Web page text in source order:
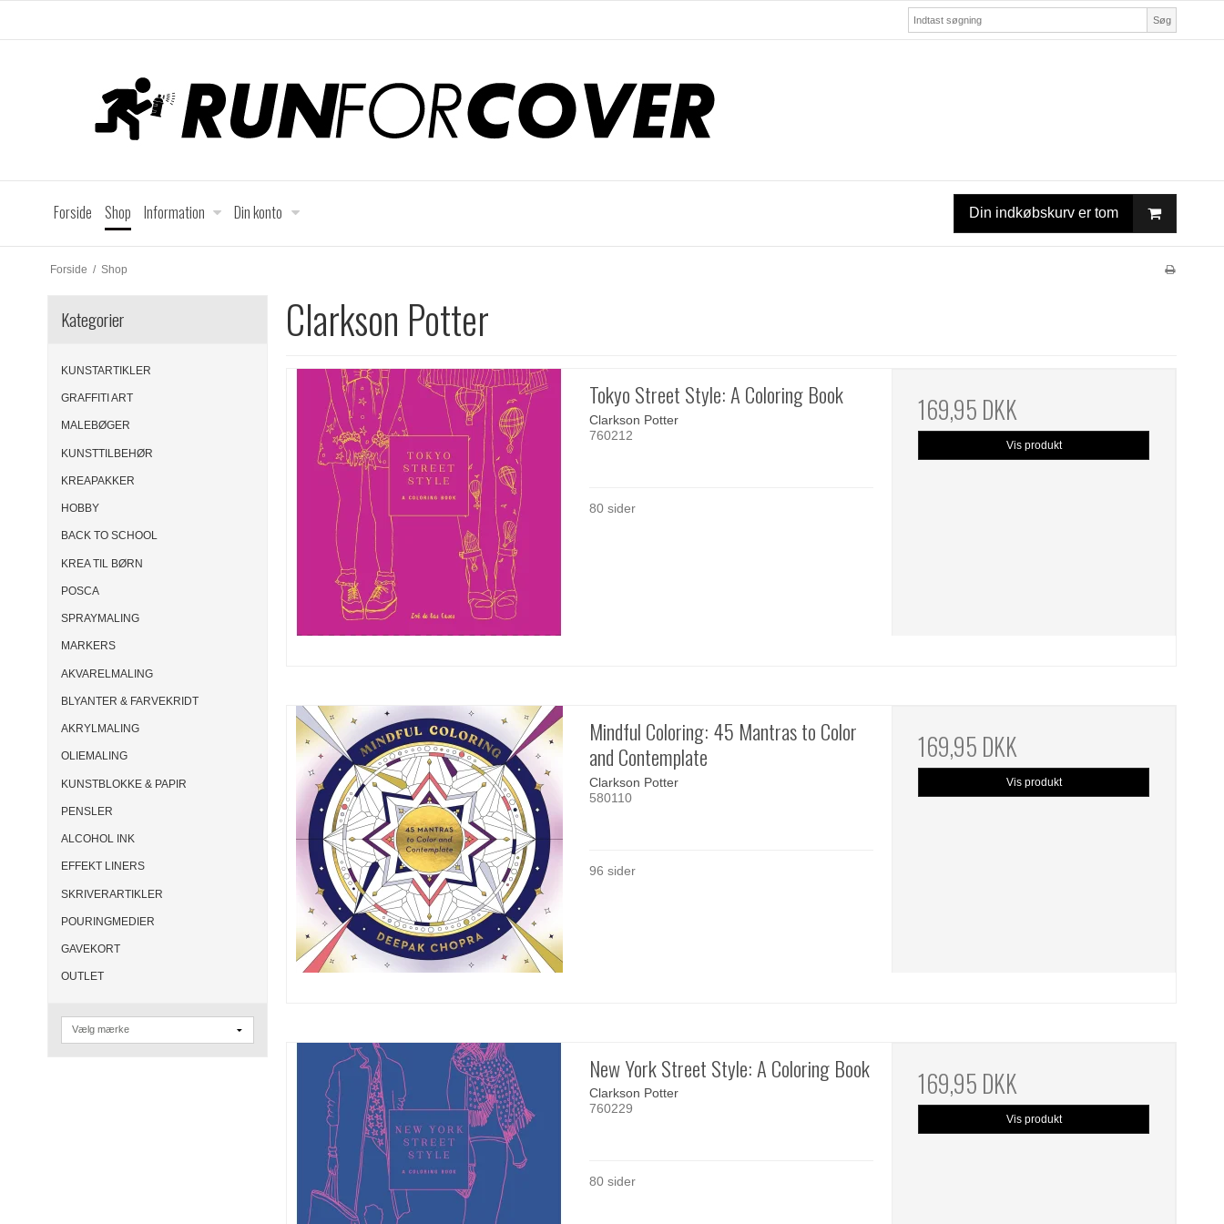
Søg
Forside Shop Information Din konto Din indkøbskurv er tom
Forside / Shop
Kategorier
KUNSTARTIKLER
GRAFFITI ART
MALEBØGER
KUNSTTILBEHØR
KREAPAKKER
HOBBY
BACK TO SCHOOL
KREA TIL BØRN
POSCA
SPRAYMALING
MARKERS
AKVARELMALING
BLYANTER & FARVEKRIDT
AKRYLMALING
OLIEMALING
KUNSTBLOKKE & PAPIR
PENSLER
ALCOHOL INK
EFFEKT LINERS
SKRIVERARTIKLER
POURINGMEDIER
GAVEKORT
OUTLET
Clarkson Potter
Tokyo Street Style: A Coloring Book
Clarkson Potter
760212
80 sider
169,95 DKK
Vis produkt
Mindful Coloring: 45 Mantras to Color
and Contemplate
Clarkson Potter
580110
96 sider
169,95 DKK
Vis produkt
New York Street Style: A Coloring Book
Clarkson Potter
760229
80 sider
169,95 DKK
Vis produkt